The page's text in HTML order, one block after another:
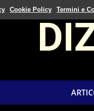
Cookie Policy Termini e